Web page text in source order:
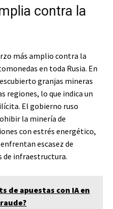
contra la
más amplio contra la
en toda Rusia. En
granjas mineras
regiones, lo que indica un
El gobierno ruso
la minería de
con estrés energético,
escasez de
de infraestructura.
de apuestas con IA en